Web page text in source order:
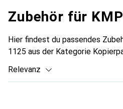
Zubehör für
Hier findest du passendes
1125 aus der Kategorie
Relevanz